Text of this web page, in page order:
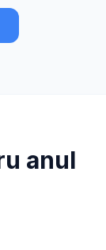
anul